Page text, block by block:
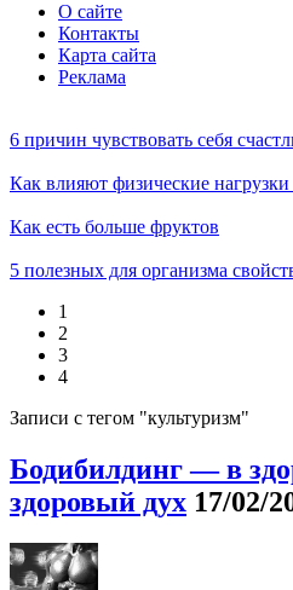
О сайте
Контакты
Карта сайта
Реклама
6 причин чувствовать себя
Как влияют физические нагрузки
Как есть больше фруктов
5 полезных для организма
1
2
3
4
Записи с тегом "культуризм"
Бодибилдинг — в
здоровый дух 17/02/